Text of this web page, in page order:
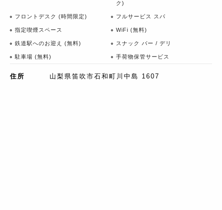
ク)
フロントデスク (時間限定) フルサービス スパ
指定喫煙スペース WiFi (無料)
鉄道駅へのお迎え (無料) スナック バー / デリ
駐車場 (無料) 手荷物保管サービス
住所 山梨県笛吹市石和町川中島 1607